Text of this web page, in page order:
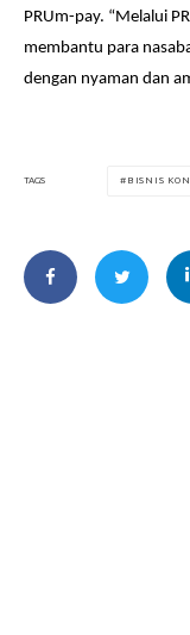
PRUm-pay. “Melalui
membantu para
dengan nyaman dan
TAGS BISNIS